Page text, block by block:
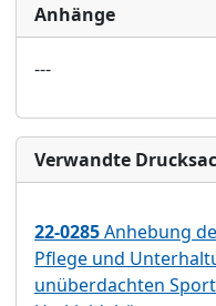
Anhänge
---
Verwandte
22-0285Anhebung
Pflege und
unüberdachten